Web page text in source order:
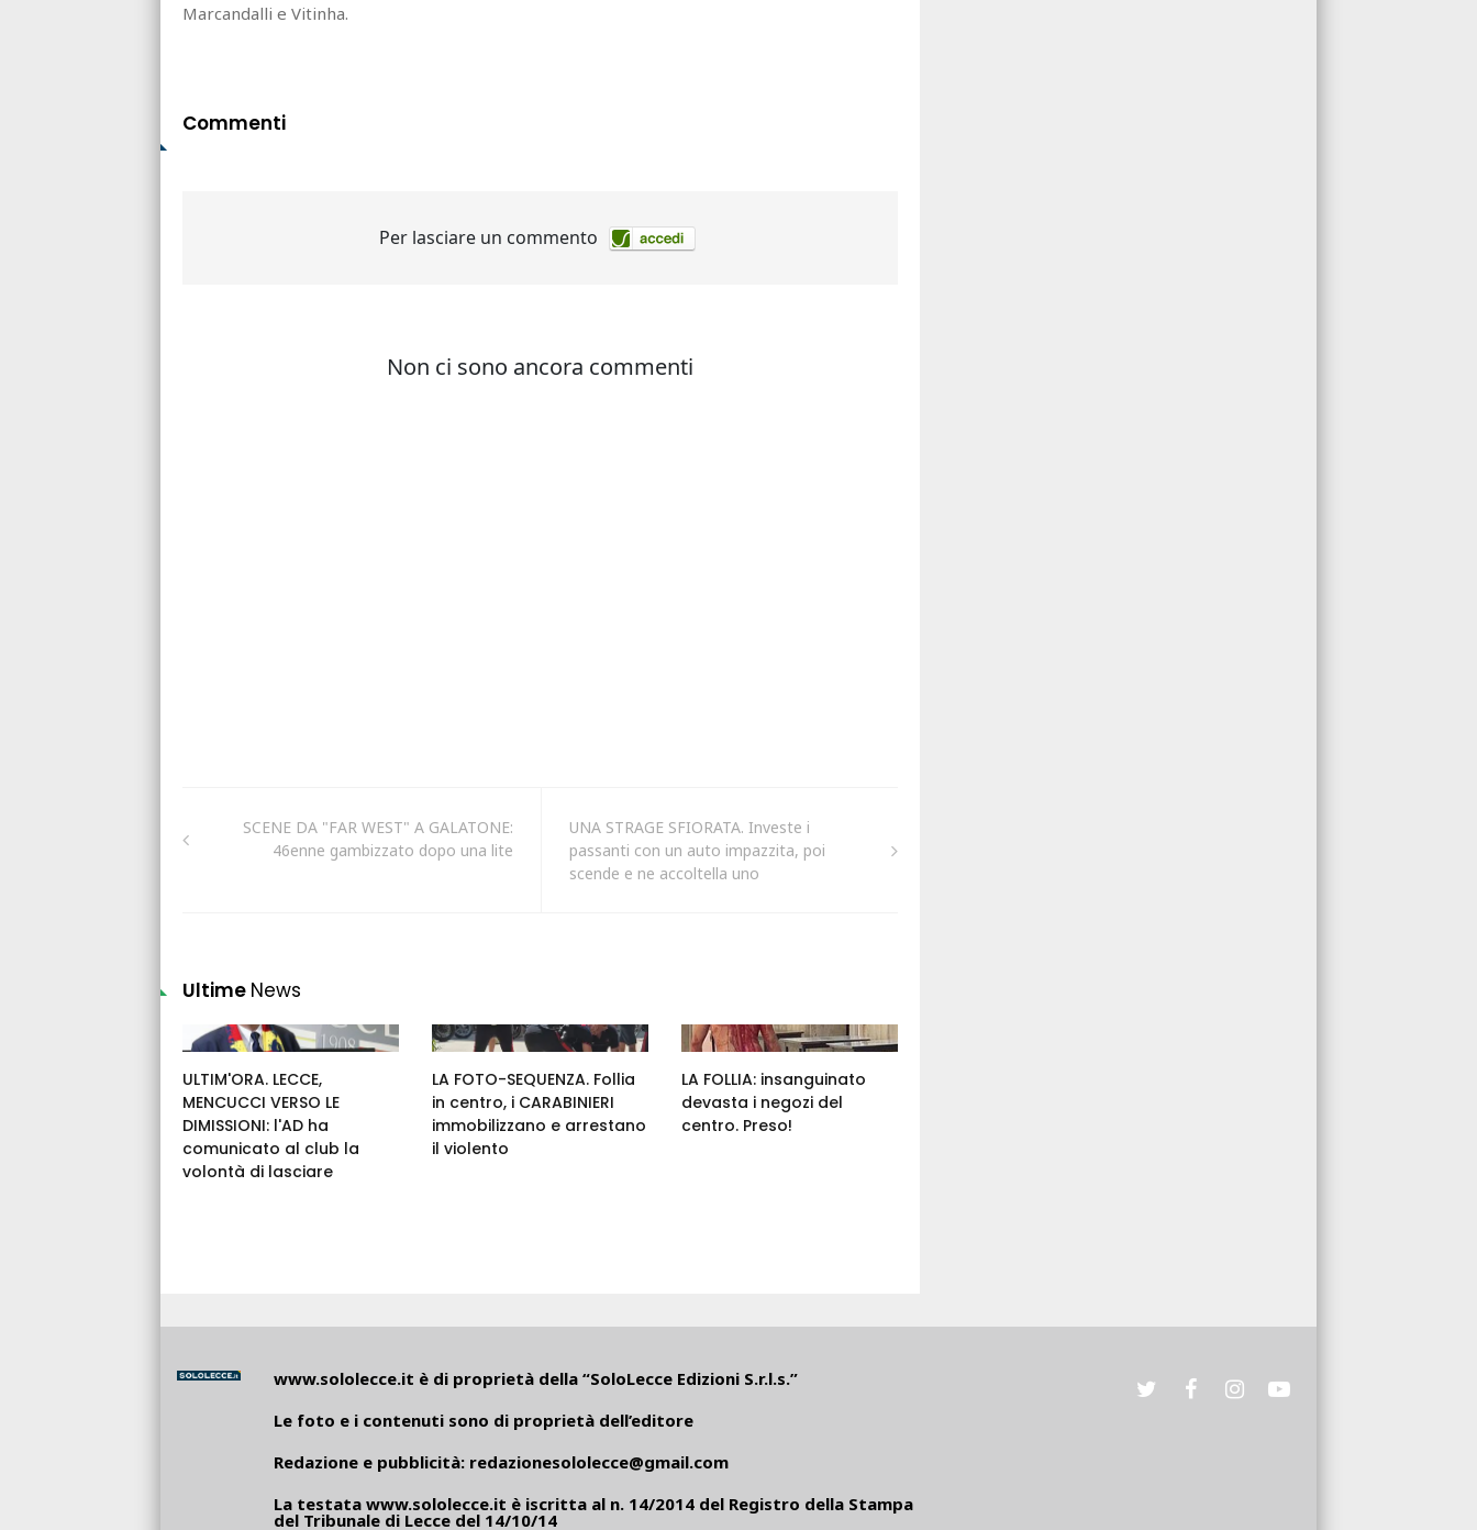
Marcandalli e Vitinha.
Commenti
SCENE DA "FAR WEST" A GALATONE:
46enne gambizzato dopo una lite
UNA STRAGE SFIORATA. Investe i
passanti con un auto impazzita, poi
scende e ne accoltella uno
Ultime News
ULTIM'ORA. LECCE,
MENCUCCI VERSO LE
DIMISSIONI: l'AD ha
comunicato al club la
volontà di lasciare
LA FOTO-SEQUENZA. Follia
in centro, i CARABINIERI
immobilizzano e arrestano
il violento
LA FOLLIA: insanguinato
devasta i negozi del
centro. Preso!
www.sololecce.it è di proprietà della “SoloLecce Edizioni S.r.l.s.”
Le foto e i contenuti sono di proprietà dell’editore
Redazione e pubblicità: redazionesololecce@gmail.com
La testata www.sololecce.it è iscritta al n. 14/2014 del Registro della Stampa
del Tribunale di Lecce del 14/10/14